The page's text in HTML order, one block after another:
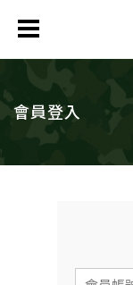
會員登入